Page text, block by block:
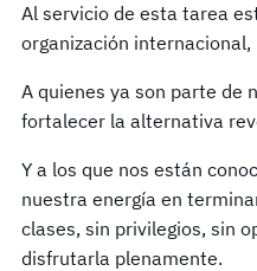
Al servicio de esta tarea
organización
A quienes ya son parte de
fortalecer la alternativa
Y a los que nos están
nuestra energía en
clases, sin privilegios, sin
disfrutarla plenamente.